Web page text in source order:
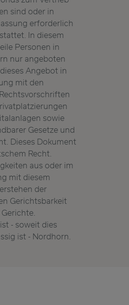
sind oder in
erforderlich
In diesem
Personen in
nur angeboten
Angebot in
mit den
sowie
Gesetze und
Dieses Dokument
Recht.
aus oder im
mit diesem
der
Gerichtsbarkeit
- soweit dies
ist - Nordhorn.